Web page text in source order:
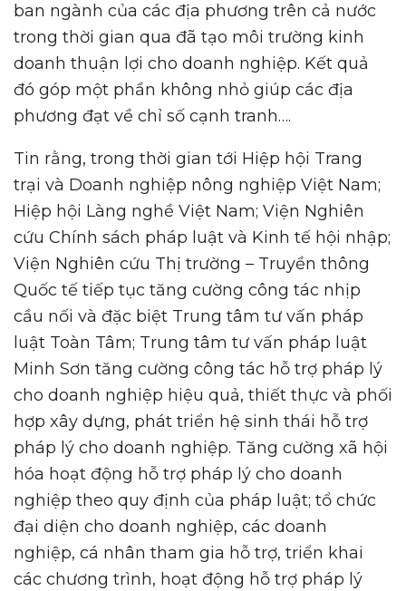
ban ngành của các địa phương trên cả nước
trong thời gian qua đã tạo môi trường kinh
doanh thuận lợi cho doanh nghiệp. Kết quả
đó góp một phần không nhỏ giúp các địa
phương đạt về chỉ số cạnh tranh….
Tin rằng, trong thời gian tới Hiệp hội Trang
trại và Doanh nghiệp nông nghiệp Việt Nam;
Hiệp hội Làng nghề Việt Nam; Viện Nghiên
cứu Chính sách pháp luật và Kinh tế hội nhập;
Viện Nghiên cứu Thị trường – Truyền thông
Quốc tế tiếp tục tăng cường công tác nhịp
cầu nối và đặc biệt Trung tâm tư vấn pháp
luật Toàn Tâm; Trung tâm tư vấn pháp luật
Minh Sơn tăng cường công tác hỗ trợ pháp lý
cho doanh nghiệp hiệu quả, thiết thực và phối
hợp xây dựng, phát triển hệ sinh thái hỗ trợ
pháp lý cho doanh nghiệp. Tăng cường xã hội
hóa hoạt động hỗ trợ pháp lý cho doanh
nghiệp theo quy định của pháp luật; tổ chức
đại diện cho doanh nghiệp, các doanh
nghiệp, cá nhân tham gia hỗ trợ, triển khai
các chương trình, hoạt động hỗ trợ pháp lý